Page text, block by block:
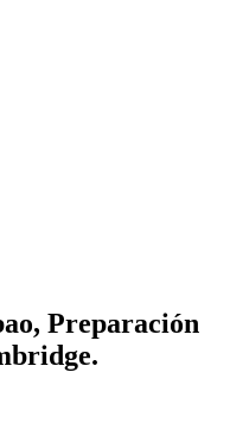
Preparación